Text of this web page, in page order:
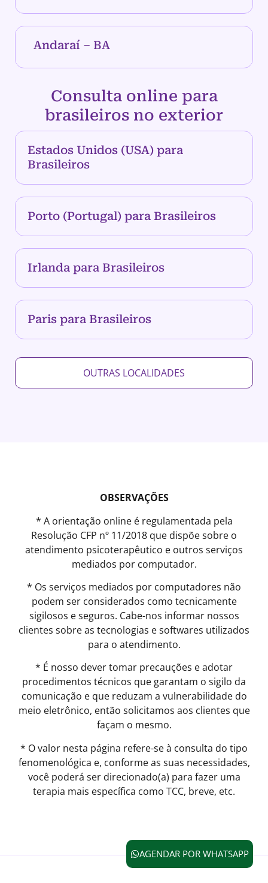
Andaraí – BA
Consulta online para
brasileiros no exterior
Estados Unidos (USA) para
Brasileiros
Porto (Portugal) para Brasileiros
Irlanda para Brasileiros
Paris para Brasileiros
OUTRAS LOCALIDADES
OBSERVAÇÕES
* A orientação online é regulamentada pela
Resolução CFP nº 11/2018 que dispõe sobre o
atendimento psicoterapêutico e outros serviços
mediados por computador.
* Os serviços mediados por computadores não
podem ser considerados como tecnicamente
sigilosos e seguros. Cabe-nos informar nossos
clientes sobre as tecnologias e softwares utilizados
para o atendimento.
* É nosso dever tomar precauções e adotar
procedimentos técnicos que garantam o sigilo da
comunicação e que reduzam a vulnerabilidade do
meio eletrônico, então solicitamos aos clientes que
façam o mesmo.
* O valor nesta página refere-se à consulta do tipo
fenomenológica e, conforme as suas necessidades,
você poderá ser direcionado(a) para fazer uma
terapia mais específica como TCC, breve, etc.
AGENDAR POR WHATSAPP